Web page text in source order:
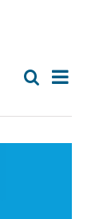
Recherche
Recherche
vues
Jour